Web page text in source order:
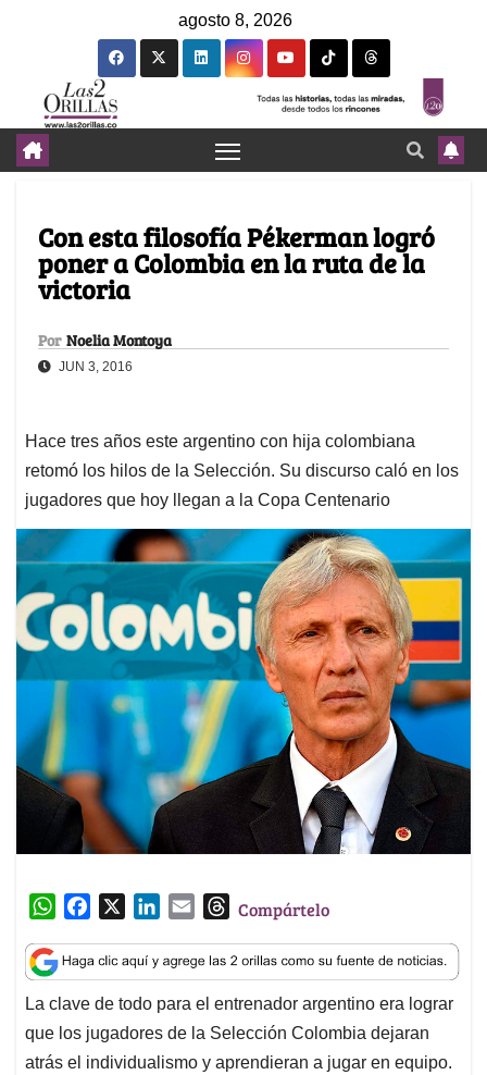
agosto 8, 2026
Con esta filosofía Pékerman logró
poner a Colombia en la ruta de la
victoria
Por Noelia Montoya
JUN 3, 2016
Hace tres años este argentino con hija colombiana
retomó los hilos de la Selección. Su discurso caló en los
jugadores que hoy llegan a la Copa Centenario
W
a
t
s
A
p
c
e
b
o
o
n
k
e
d
I
a
i
l
T
r
e
a
d
s
Compártelo
La clave de todo para el entrenador argentino era lograr
que los jugadores de la Selección Colombia dejaran
atrás el individualismo y aprendieran a jugar en equipo.